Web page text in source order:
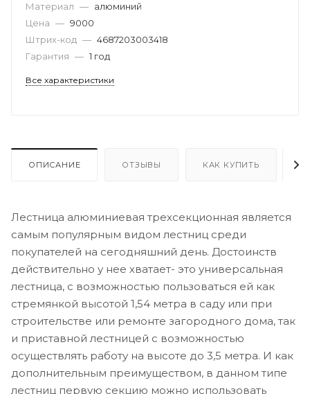
Материал — алюминий
Цена — 9000
Штрих-код — 4687203003418
Гарантия — 1 год
Все характеристики
ОПИСАНИЕ ОТЗЫВЫ КАК КУПИТЬ
Лестница алюминиевая трехсекционная является
самым популярным видом лестниц среди
покупателей на сегодняшний день. Достоинств
действительно у нее хватает- это универсальная
лестница, с возможностью пользоваться ей как
стремянкой высотой 1,54 метра в саду или при
строительстве или ремонте загородного дома, так
и приставной лестницей с возможностью
осуществлять работу на высоте до 3,5 метра. И как
дополнительным преимуществом, в данном типе
лестниц первую секцию можно использовать